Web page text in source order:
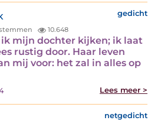
gedicht
10.648
mijn dochter kijken; ik laat
rustig door. Haar leven
mij voor: het zal in alles op
Lees meer >
netgedicht